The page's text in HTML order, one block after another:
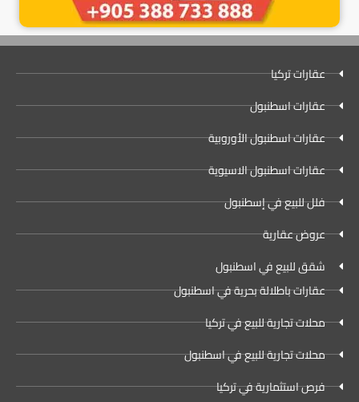
عقارات تركيا
عقارات اسطنبول
عقارات اسطنبول الأوروبية
عقارات اسطنبول الاسيوية
فلل للبيع في إسطنبول
عروض عقارية
شقق للبيع في اسطنبول
عقارات باطلالة بحرية في اسطنبول
محلات تجارية للبيع في تركيا
محلات تجارية للبيع في اسطنبول
فرص استثمارية في تركيا